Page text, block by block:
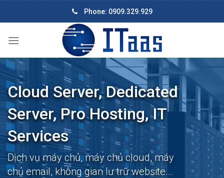
Phone: 0909.329.929
Cloud Server, Dedicated
Server, Pro Hosting, IT
Services
Dịch vụ máy chủ, máy chủ cloud, máy
chủ email, không gian lư trữ website...